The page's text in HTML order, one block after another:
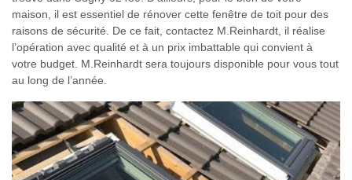
maison, il est essentiel de rénover cette fenêtre de toit pour des
raisons de sécurité. De ce fait, contactez M.Reinhardt, il réalise
l’opération avec qualité et à un prix imbattable qui convient à
votre budget. M.Reinhardt sera toujours disponible pour vous tout
au long de l’année.